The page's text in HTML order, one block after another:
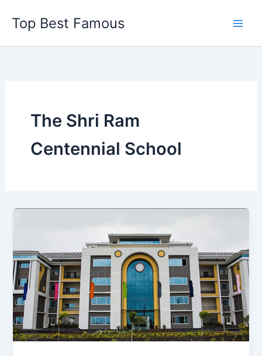
content
Top Best Famous
The Shri Ram
Centennial School